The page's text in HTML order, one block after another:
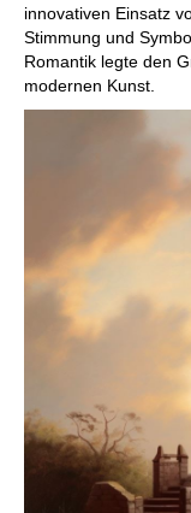
innovativen Einsatz
Stimmung und
Romantik legte den
modernen Kunst.